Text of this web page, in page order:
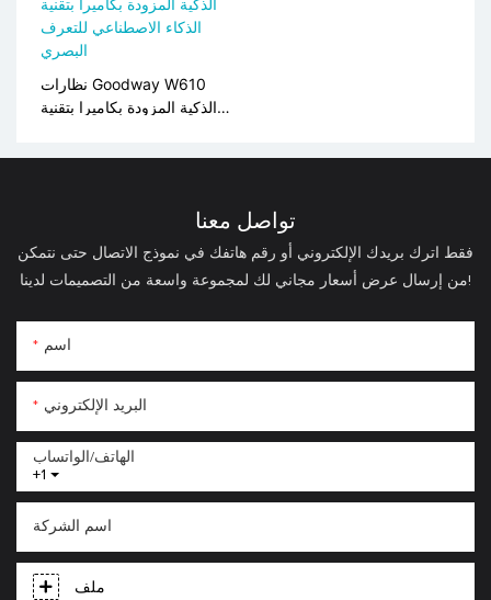
S10
نظارات Goodway W610
الذكية المزودة بكاميرا بتقنية
تواصل معنا
فقط اترك بريدك الإلكتروني أو رقم هاتفك في نموذج الاتصال حتى نتمكن
من إرسال عرض أسعار مجاني لك لمجموعة واسعة من التصميمات لدينا!
اسم
البريد الإلكتروني
+1
الهاتف/الواتساب
اسم الشركة
ملف